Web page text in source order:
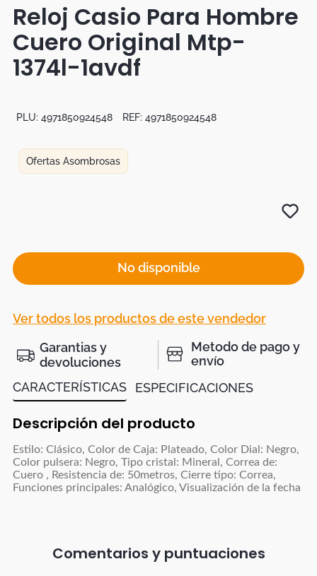
Reloj Casio Para Hombre
Cuero Original Mtp-
1374l-1avdf
PLU: 4971850924548 REF: 4971850924548
Ofertas Asombrosas
No disponible
Ver todos los productos de este vendedor
Garantias y
devoluciones
Metodo de pago y
envío
CARACTERÍSTICAS
ESPECIFICACIONES
Descripción del producto
Estilo: Clásico, Color de Caja: Plateado, Color Dial: Negro,
Color pulsera: Negro, Tipo cristal: Mineral, Correa de:
Cuero , Resistencia de: 50metros, Cierre tipo: Correa,
Funciones principales: Analógico, Visualización de la fecha
Comentarios
Duvet
Botas
Dko